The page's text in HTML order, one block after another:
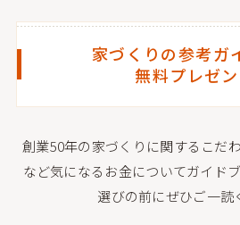
家づくりの参考ガ
無料プレゼン
創業50年の家づくりに関するこだ
など気になるお金についてガイドブ
選びの前にぜひご一読